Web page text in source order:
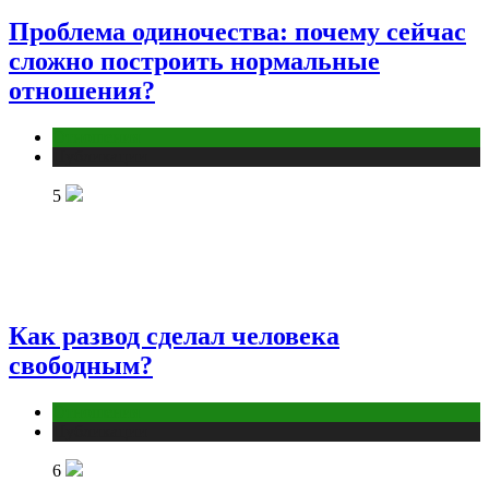
Проблема одиночества: почему сейчас
сложно построить нормальные
отношения?
5
Как развод сделал человека
свободным?
6